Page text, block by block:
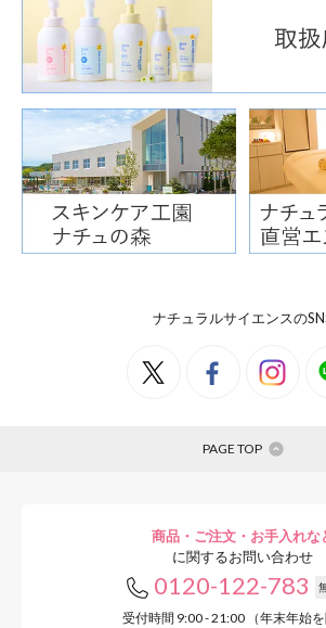
ナチュラルサイエンスの
PAGE TOP
商品・ご注文・お手入れな
に関するお問い合わせ
0120-122-783
受付時間 9:00 - 21:00 （年末年始を